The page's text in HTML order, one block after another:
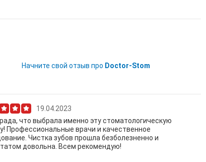
Начните свой отзыв про Doctor-Stom
19.04.2023
что выбрала именно эту стоматологическую
Профессиональные врачи и качественное
Чистка зубов прошла безболезненно и
довольна. Всем рекомендую!